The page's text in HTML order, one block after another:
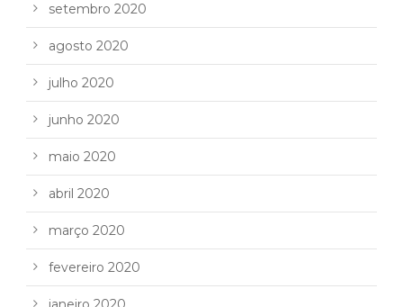
setembro 2020
agosto 2020
julho 2020
junho 2020
maio 2020
abril 2020
março 2020
fevereiro 2020